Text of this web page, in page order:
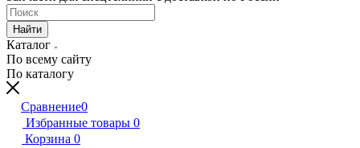
Найти
Каталог
По всему сайту
По каталогу
Сравнение0
Избранные товары 0
Корзина 0